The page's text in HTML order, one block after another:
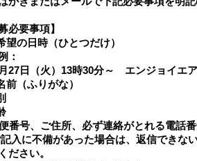
必要事項】
望の日時（ひとつだけ）
：
27日（火）13時30分～ エンジョイエ
前（ふりがな）
番号、ご住所、必ず連絡がとれる電話
入に不備があった場合は、返信できな
ださい。